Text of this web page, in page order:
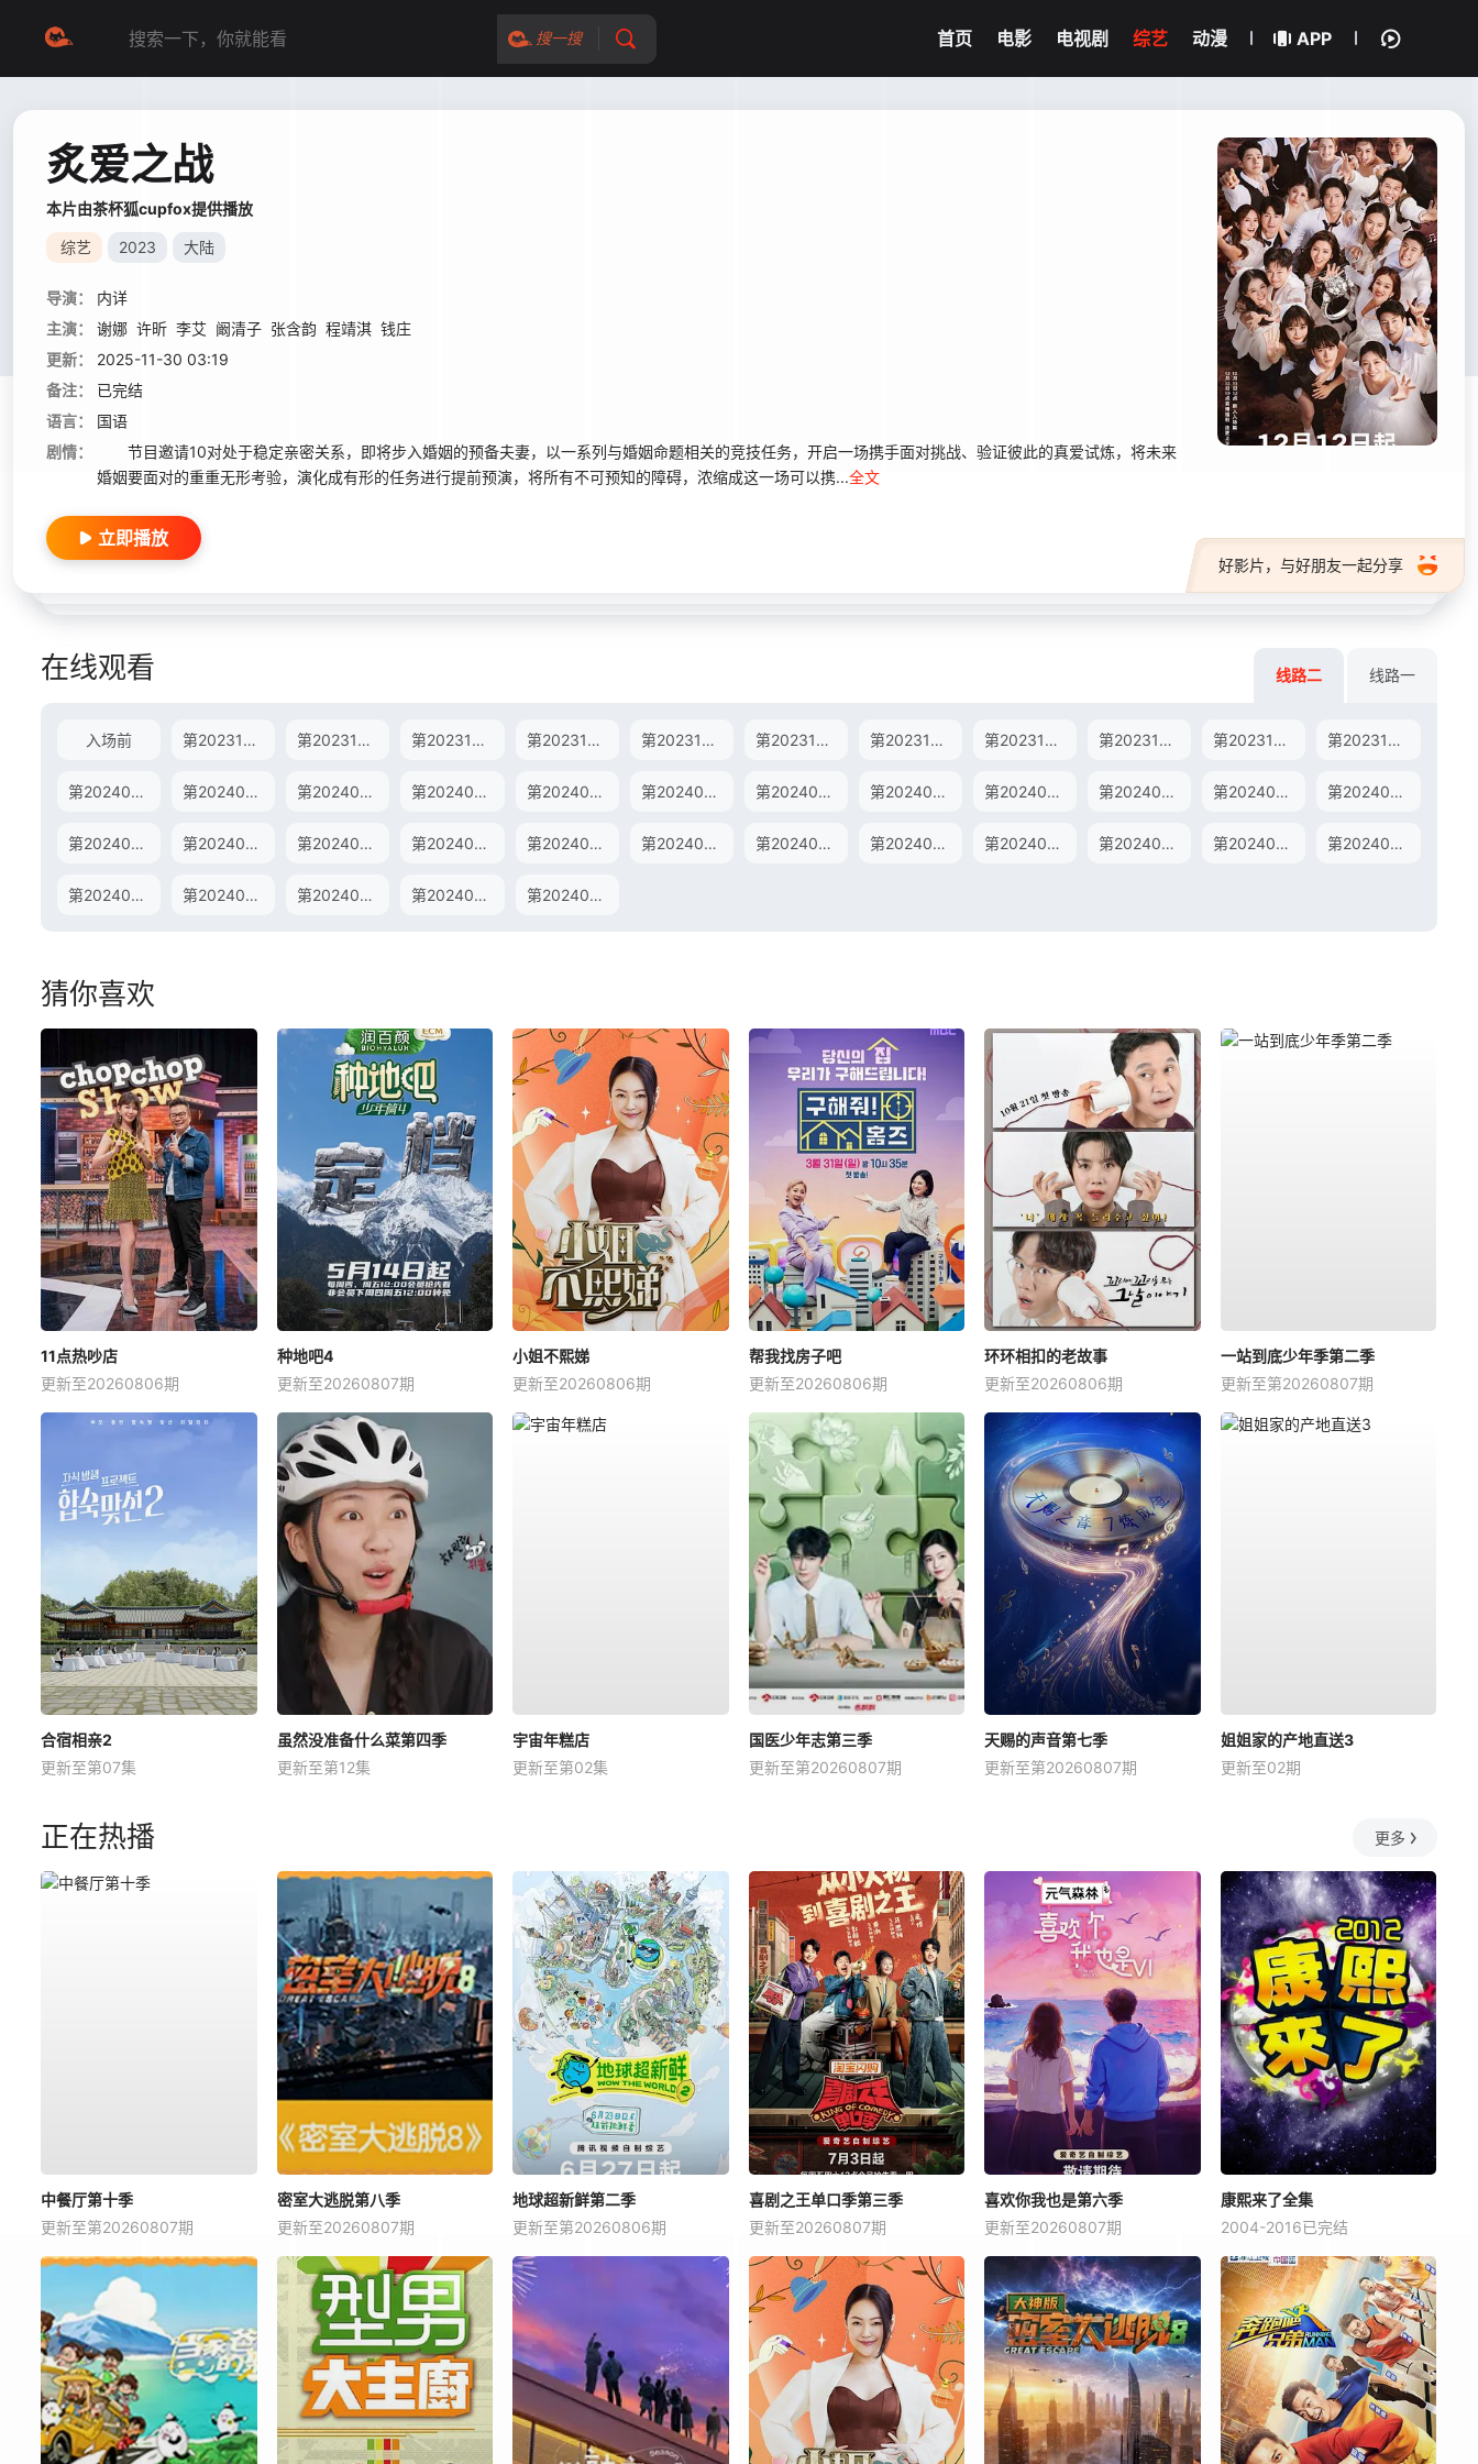
搜一搜 首页 电影 电视剧 综艺 动漫 APP
炙爱之战
本片由茶杯狐cupfox提供播放
综艺 2023 大陆
导演：
内详
主演：
谢娜 许昕 李艾 阚清子 张含韵 程靖淇 钱庄
更新：
2025-11-30 03:19
备注：
已完结
语言：
国语
剧情：
节目邀请10对处于稳定亲密关系，即将步入婚姻的预备夫妻，以一系列与婚姻命题相关的竞技任务，开启一场携手面对挑战、验证彼此的真爱试炼，将未来
婚姻要面对的重重无形考验，演化成有形的任务进行提前预演，将所有不可预知的障碍，浓缩成这一场可以携...全文
好影片，与好朋友一起分享
立即播放
在线观看 线路二 线路一
入场前 第20231212期上 第20231212期下 第20231214期 第20231219期 第20231220期 第20231221期 第20231222期 第20231226期 第20231227期 第20231228期 第20231229期
第20240102期 第20240103期 第20240104期 第20240105期陪看上 第20240105期陪看下 第20240109期 第20240110期 第20240111期 第20240112期陪看上 第20240112期陪看下 第20240116期 第20240117期
第20240118期 第20240119期 第20240123期 第20240124期 第20240125期 第20240126期 第20240130期 第20240131期 第20240201期 第20240202期 第20240206期上 第20240206期下
第20240207期上 第20240207期下 第20240208期 第20240213期 第20240214期
猜你喜欢
11点热吵店
更新至20260806期
种地吧4
更新至20260807期
小姐不熙娣
更新至20260806期
帮我找房子吧
更新至20260806期
环环相扣的老故事
更新至20260806期
一站到底少年季第二季
更新至第20260807期
合宿相亲2
更新至第07集
虽然没准备什么菜第四季
更新至第12集
宇宙年糕店
更新至第02集
国医少年志第三季
更新至第20260807期
天赐的声音第七季
更新至第20260807期
姐姐家的产地直送3
更新至02期
正在热播 更多
中餐厅第十季
更新至第20260807期
密室大逃脱第八季
更新至20260807期
地球超新鲜第二季
更新至第20260806期
喜剧之王单口季第三季
更新至20260807期
喜欢你我也是第六季
更新至20260807期
康熙来了全集
2004-2016已完结